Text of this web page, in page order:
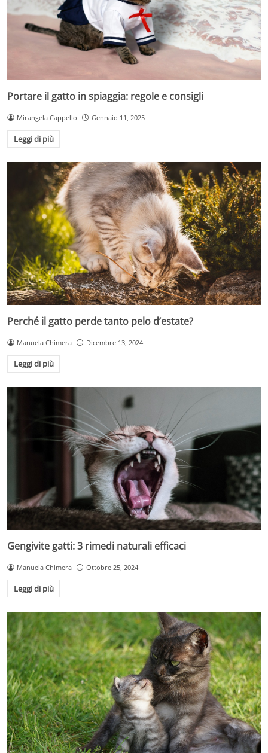
Portare il gatto in spiaggia: regole e consigli
Mirangela Cappello Gennaio 11, 2025
Leggi di più
Perché il gatto perde tanto pelo d’estate?
Manuela Chimera Dicembre 13, 2024
Leggi di più
Gengivite gatti: 3 rimedi naturali efficaci
Manuela Chimera Ottobre 25, 2024
Leggi di più